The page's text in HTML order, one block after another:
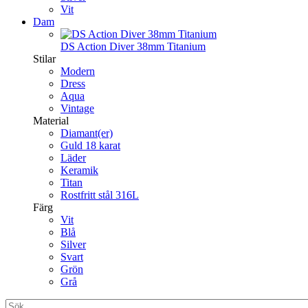
Vit
Dam
DS Action Diver 38mm Titanium
Stilar
Modern
Dress
Aqua
Vintage
Material
Diamant(er)
Guld 18 karat
Läder
Keramik
Titan
Rostfritt stål 316L
Färg
Vit
Blå
Silver
Svart
Grön
Grå